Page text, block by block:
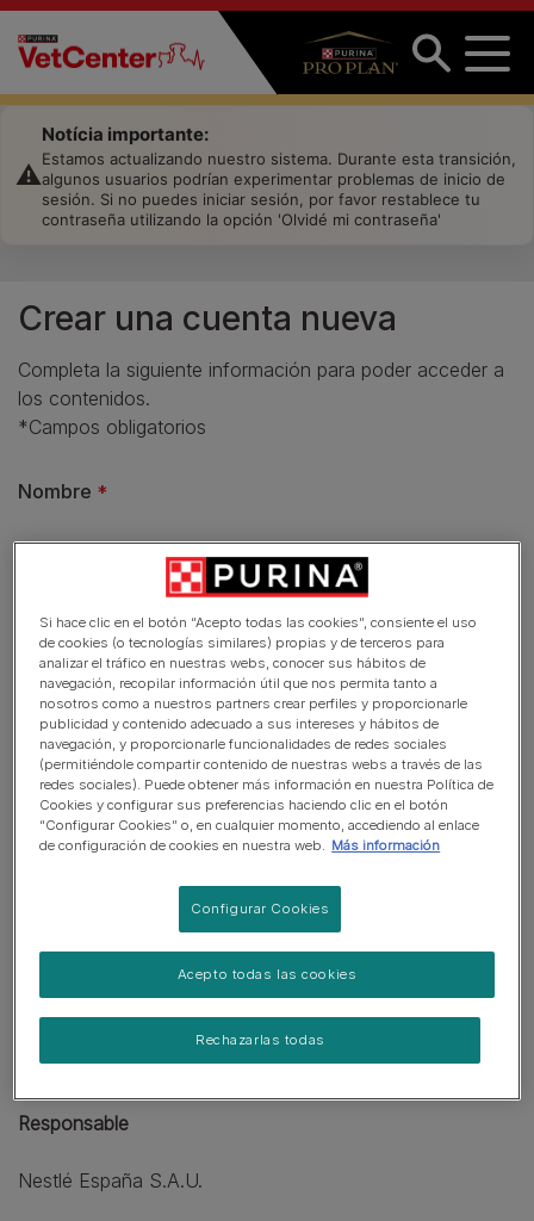
Pasar al contenido principal
⚠️
Notícia importante:
Estamos actualizando nuestro sistema. Durante esta transición,
algunos usuarios podrían experimentar problemas de inicio de
sesión. Si no puedes iniciar sesión, por favor restablece tu
contraseña utilizando la opción 'Olvidé mi contraseña'
Crear una cuenta nueva
Completa la siguiente información para poder acceder a
los contenidos.
*Campos obligatorios
Nombre
Correo electrónico
La dirección de correo electrónico no se hará pública. Solo se
utilizará en caso de que sea necesario contactar por motivos
relacionados con la cuenta o enviar las notificaciones de las
subscripciones adquiridas.
Rol:
Información básica sobre protección de datos
Responsable
Nestlé España S.A.U.
Si hace clic en el botón “Acepto todas las cookies”, consiente el uso
de cookies (o tecnologías similares) propias y de terceros para
analizar el tráfico en nuestras webs, conocer sus hábitos de
navegación, recopilar información útil que nos permita tanto a
nosotros como a nuestros partners crear perfiles y proporcionarle
publicidad y contenido adecuado a sus intereses y hábitos de
navegación, y proporcionarle funcionalidades de redes sociales
(permitiéndole compartir contenido de nuestras webs a través de las
redes sociales). Puede obtener más información en nuestra Política de
Cookies y configurar sus preferencias haciendo clic en el botón
“Configurar Cookies” o, en cualquier momento, accediendo al enlace
de configuración de cookies en nuestra web. Más información
Configurar Cookies
Rechazarlas todas
Acepto todas las cookies